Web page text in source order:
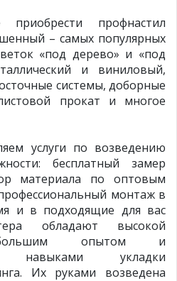
профнастил
– самых популярных
«под дерево» и «под
и виниловый,
системы, доборные
прокат и многое
услуги по возведению
бесплатный замер
материала по оптовым
монтаж в
и в подходящие для вас
обладают высокой
большим опытом и
навыками укладки
Их руками возведена